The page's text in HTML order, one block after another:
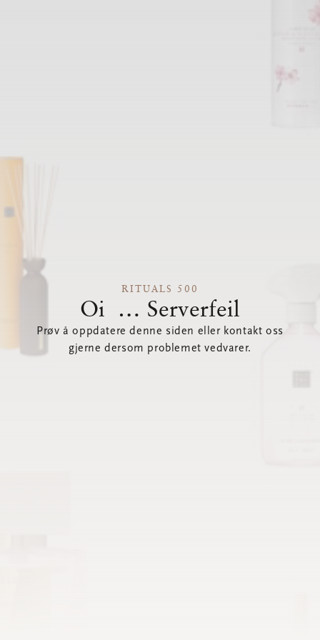
RITUALS 500
Oi … Serverfeil
Prøv å oppdatere denne siden eller kontakt oss
gjerne dersom problemet vedvarer.